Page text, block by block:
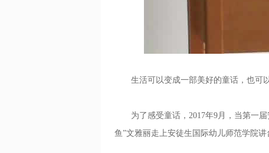
生活可以变成一部美好的童话，也可以
为了感受童话，2017年9月，当第一届
鱼”文雅丽走上安徒生国际幼儿师范学院